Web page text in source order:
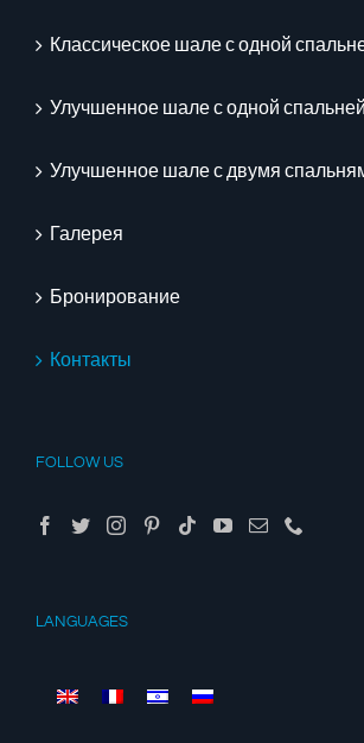
Классическое шале с одной
Улучшенное шале с одной спальней
Улучшенное шале с двумя
Галерея
Бронирование
Контакты
FOLLOW US
LANGUAGES